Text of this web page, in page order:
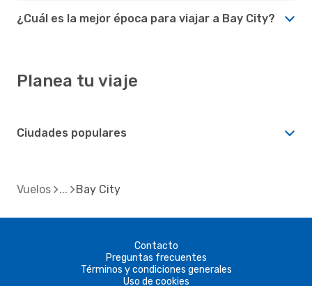
¿Cuál es la mejor época para viajar a Bay City?
Planea tu viaje
Ciudades populares
Vuelos Bay City
Contacto
Preguntas frecuentes
Términos y condiciones generales
Uso de cookies